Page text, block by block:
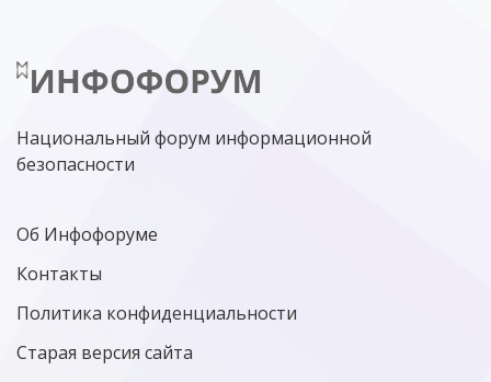
Национальный форум информационной
безопасности
Об Инфофоруме
Контакты
Политика конфиденциальности
Старая версия сайта